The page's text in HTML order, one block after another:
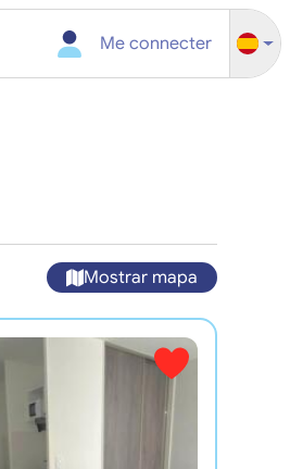
Me connecter
Mostrar mapa